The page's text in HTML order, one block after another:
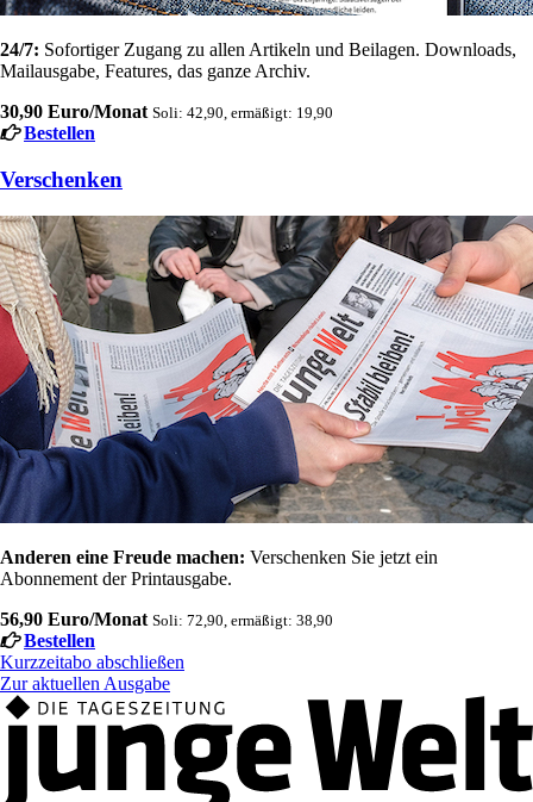
24/7: Sofortiger Zugang zu allen Artikeln und Beilagen. Downloads,
Mailausgabe, Features, das ganze Archiv.
30,90 Euro/Monat Soli: 42,90, ermäßigt: 19,90
Bestellen
Verschenken
Anderen eine Freude machen: Verschenken Sie jetzt ein
Abonnement der Printausgabe.
56,90 Euro/Monat Soli: 72,90, ermäßigt: 38,90
Bestellen
Kurzzeitabo abschließen
Zur aktuellen Ausgabe